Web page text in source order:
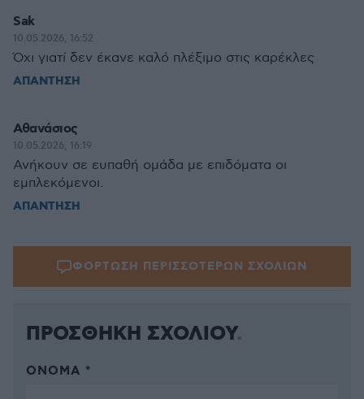
Sak
10.05.2026, 16:52
Όχι γιατί δεν έκανε καλό πλέξιμο στις καρέκλες
ΑΠΑΝΤΗΣΗ
Αθανάσιος
10.05.2026, 16:19
Ανήκουν σε ευπαθή ομάδα με επιδόματα οι
εμπλεκόμενοι.
ΑΠΑΝΤΗΣΗ
ΦΟΡΤΩΣΗ ΠΕΡΙΣΣΟΤΕΡΩΝ ΣΧΟΛΙΩΝ
ΠΡΟΣΘΗΚΗ ΣΧΟΛΙΟΥ
ΌΝΟΜΑ *